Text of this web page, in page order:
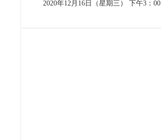
2020年12月16日（星期三） 下午3：00